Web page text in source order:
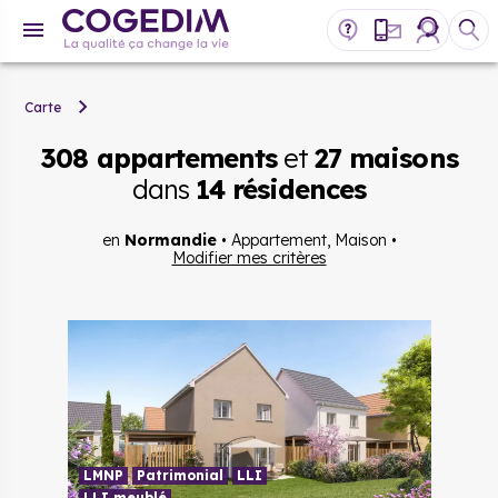
Carte
308 appartementset27 maisons
dans 14 résidences
en Normandie• Appartement, Maison •
Modifier mes critères
LMNP Patrimonial
LLI